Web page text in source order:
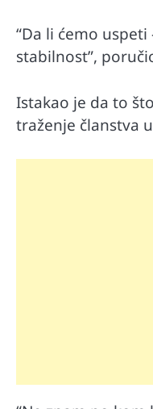
“Da li ćemo
stabilnost”,
Istakao je da to
traženje članstva